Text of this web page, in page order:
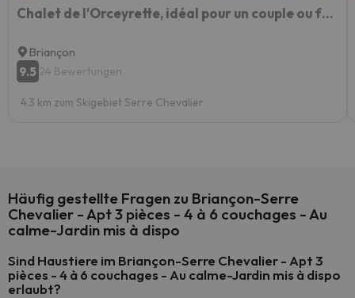
Chalet de l'Orceyrette, idéal pour un couple ou famille avec 2 enfants
Briançon
9.5 24 Bewertungen
4.3 km zum Skigebiet Serre Chevalier
Häufig gestellte Fragen zu Briançon-Serre
Chevalier - Apt 3 pièces - 4 à 6 couchages - Au
calme-Jardin mis à dispo
Sind Haustiere im Briançon-Serre Chevalier - Apt 3
pièces - 4 à 6 couchages - Au calme-Jardin mis à dispo
erlaubt?